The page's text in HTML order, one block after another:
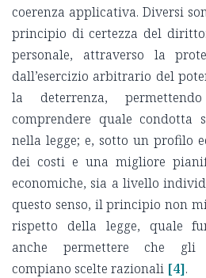
coerenza applicativa. Diversi
principio di certezza del
personale, attraverso la
dall’esercizio arbitrario del
la deterrenza,
comprendere quale
nella legge; e, sotto un profilo
dei costi e una migliore
economiche, sia a livello
questo senso, il principio non
rispetto della legge, quale
anche permettere che gli
compiano scelte razionali [4].